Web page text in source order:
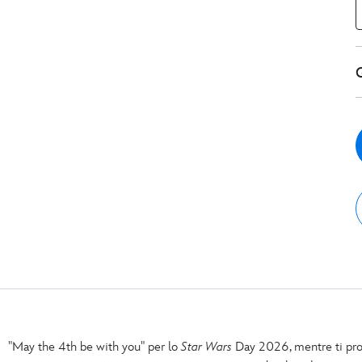
"May the 4th be with you" per loStar Wars Day 2026, mentre ti